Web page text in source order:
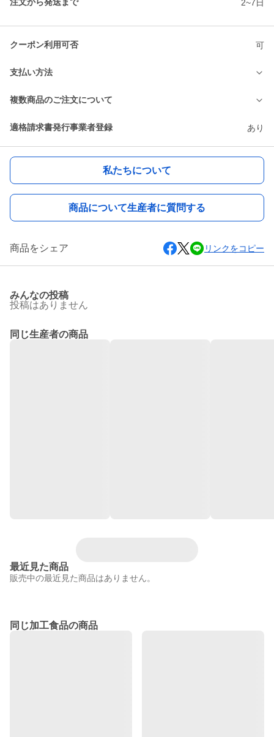
2~7日
クーポン利用可否 可
支払い方法
複数商品のご注文について
適格請求書発行事業者登録 あり
私たちについて
商品について生産者に質問する
商品をシェア リンクをコピー
みんなの投稿
投稿はありません
同じ生産者の商品
最近見た商品
販売中の最近見た商品はありません。
同じ加工食品の商品